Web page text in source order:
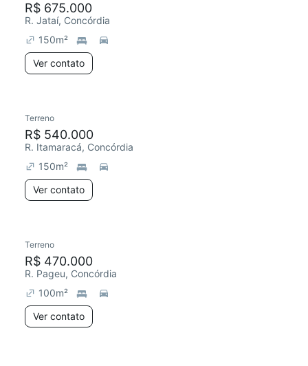
R$ 675.000
R. Jataí, Concórdia
150m²
Ver contato
Terreno
R$ 540.000
R. Itamaracá, Concórdia
150m²
Ver contato
Terreno
R$ 470.000
R. Pageu, Concórdia
100m²
Ver contato